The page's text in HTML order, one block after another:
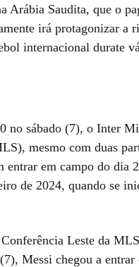
Arábia Saudita, que o
irá protagonizar a
internacional durate
no sábado (7), o Inter
mesmo com duas
em campo do dia
de 2024, quando se
Leste da
Messi chegou a entrar